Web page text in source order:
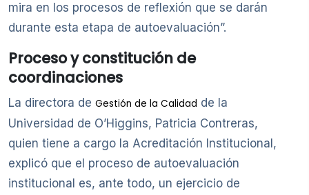
mira en los procesos de reflexión que se darán
durante esta etapa de autoevaluación”.
Proceso y constitución de
coordinaciones
La directora de Gestión de la Calidad de la
Universidad de O’Higgins, Patricia Contreras,
quien tiene a cargo la Acreditación Institucional,
explicó que el proceso de autoevaluación
institucional es, ante todo, un ejercicio de